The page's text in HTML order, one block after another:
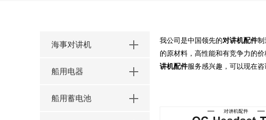
我公司是中国领先的对讲机配件制
的原材料，高性能和有竞争力的
讲机配件服务感兴趣，可以现在
海事对讲机
船用电器
船用蓄电池